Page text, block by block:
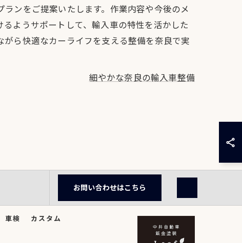
ンをご提案いたします。作業内容や今後のメ
ようサポートして、輸入車の特性を活かした
ら快適なカーライフを支える整備を奈良で実
細やかな奈良の輸入車整備
お問い合わせはこちら
車検
カスタム